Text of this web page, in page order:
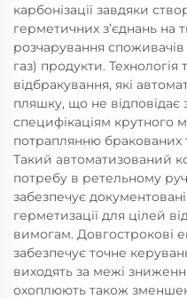
карбонізації завдяки
герметичних з’єднань на
розчарування
газ) продукти.
відбракування, які
пляшку, що не відповідає
специфікаціям крутного
потраплянню бракованих
Такий автоматизований
потребу в ретельному
забезпечує документовані
герметизації для цілей
вимогам. Довгострокові
забезпечує точне
виходять за межі
охоплюють також